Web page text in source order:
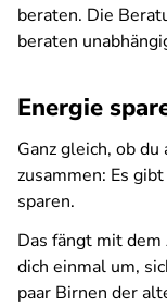
beraten. Die
beraten
Energie
Ganz gleich, ob
zusammen: Es
sparen.
Das fängt mit
dich einmal um,
paar Birnen der